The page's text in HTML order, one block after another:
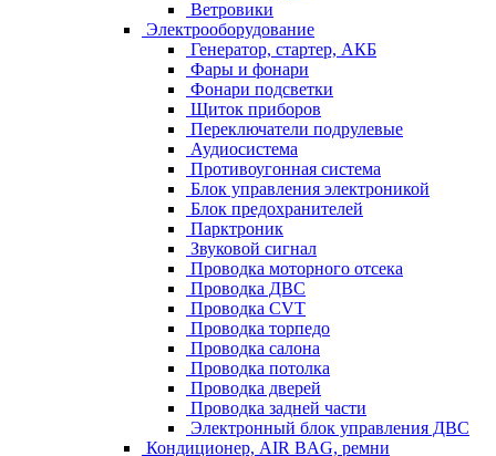
Ветровики
Электрооборудование
Генератор, стартер, АКБ
Фары и фонари
Фонари подсветки
Щиток приборов
Переключатели подрулевые
Аудиосистема
Противоугонная система
Блок управления электроникой
Блок предохранителей
Парктроник
Звуковой сигнал
Проводка моторного отсека
Проводка ДВС
Проводка CVT
Проводка торпедо
Проводка салона
Проводка потолка
Проводка дверей
Проводка задней части
Электронный блок управления ДВС
Кондиционер, AIR BAG, ремни